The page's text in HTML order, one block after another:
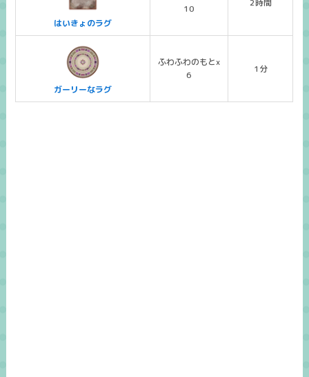
はいきょのラグ
10
ガーリーなラグ
ふわふわのもとx
6
1分